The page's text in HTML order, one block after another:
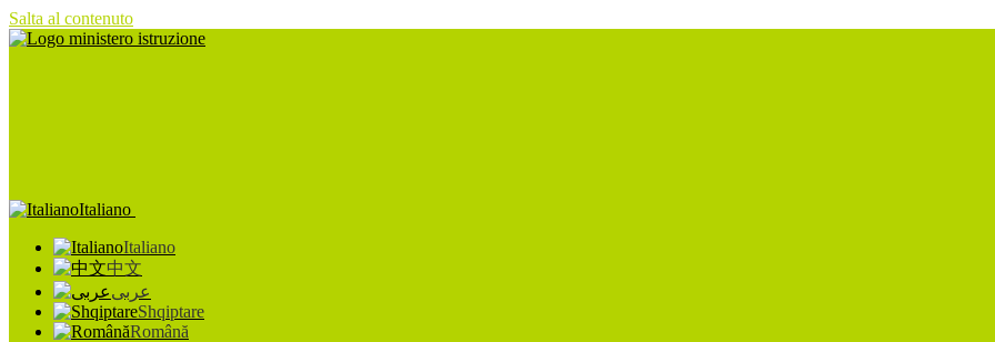
Salta al contenuto
Italiano
Italiano
中文
عربى
Shqiptare
Română